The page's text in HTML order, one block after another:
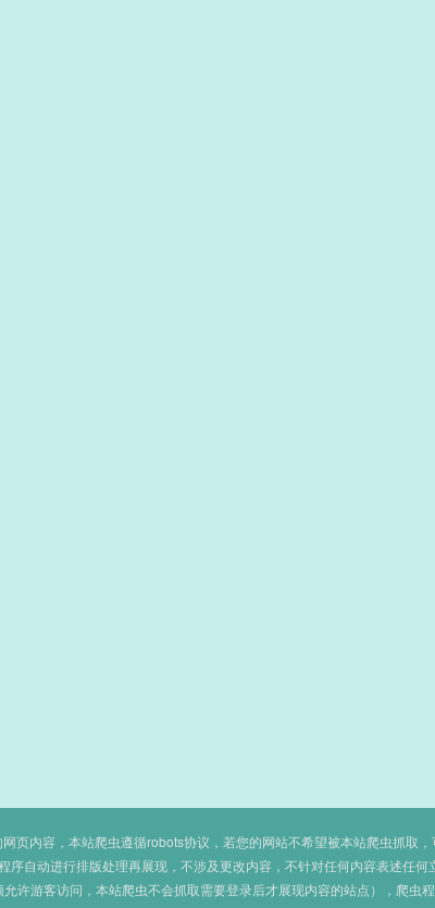
页内容，本站爬虫遵循robots协议，若您的网站不希望被本站爬虫抓取，
序自动进行排版处理再展现，不涉及更改内容，不针对任何内容表述任何
许游客访问，本站爬虫不会抓取需要登录后才展现内容的站点），爬虫